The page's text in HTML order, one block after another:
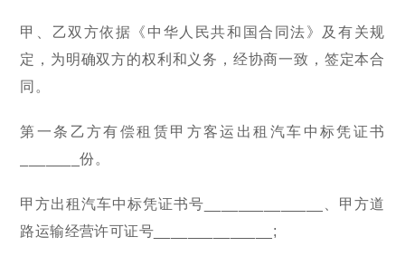
甲、乙双方依据《中华人民共和国合同法》及有关规
定，为明确双方的权利和义务，经协商一致，签定本合
同。
第一条乙方有偿租赁甲方客运出租汽车中标凭证书
_______份。
甲方出租汽车中标凭证书号______________、甲方道
路运输经营许可证号______________;